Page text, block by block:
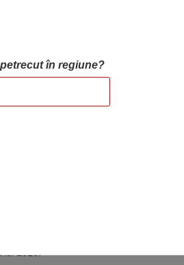
OBIECTIVE
1928.
în regiune?